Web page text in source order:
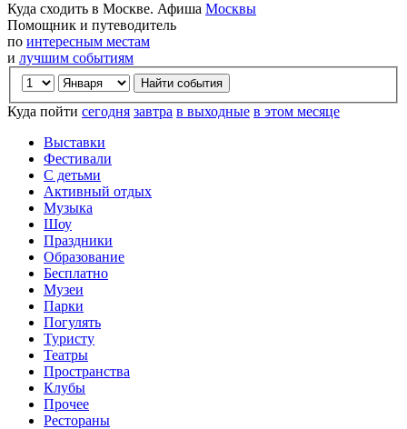
Куда сходить в Москве. Афиша Москвы
Помощник и путеводитель
по интересным местам
и лучшим событиям
Куда пойти сегодня завтра в выходные в этом месяце
Выставки
Фестивали
С детьми
Активный отдых
Музыка
Шоу
Праздники
Образование
Бесплатно
Музеи
Парки
Погулять
Туристу
Театры
Пространства
Клубы
Прочее
Рестораны